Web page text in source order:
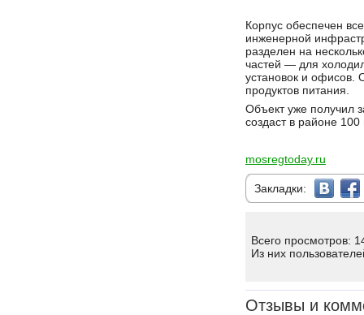
Корпус обеспечен
инженерной
разделен на
частей — для
установок и офисов.
продуктов питания.
Объект уже получил
создаст в районе
mosregtoday.ru
Закладки:
Всего просмотров:
Из них
Отзывы и